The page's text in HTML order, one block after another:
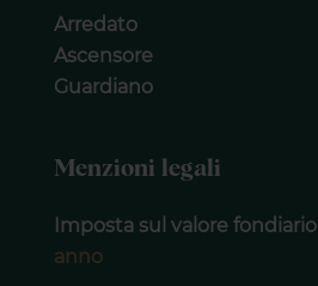
Arredato
Ascensore
Guardiano
Menzioni legali
Imposta sul valore fondiario
anno